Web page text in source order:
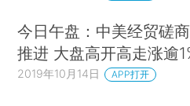
今日午盘：中美经贸磋
推进 大盘高开高走涨逾
2019年10月14日 APP打开